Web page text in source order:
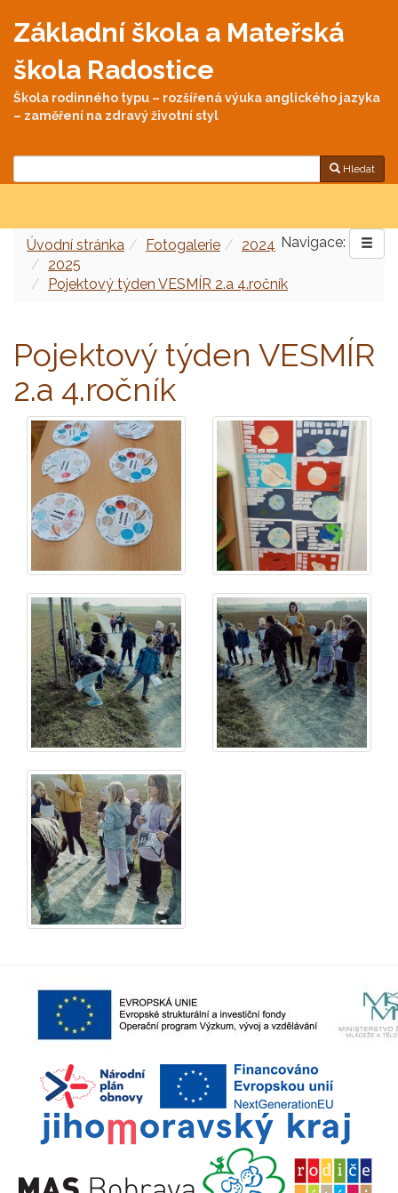
Základní škola a Mateřská
škola Radostice
Škola rodinného typu – rozšířená výuka anglického jazyka
– zaměření na zdravý životní styl
Hledat
Navigace:
Úvodní stránka Fotogalerie
2024
2025
Pojektový týden VESMÍR 2.a 4.ročník
Pojektový týden VESMÍR
2.a 4.ročník